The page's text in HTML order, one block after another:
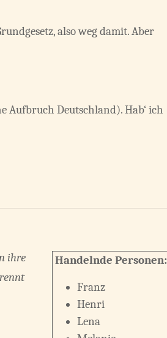
also weg damit. Aber
Deutschland). Hab‘ ich
Handelnde Personen:
Franz
Henri
Lena
ihre